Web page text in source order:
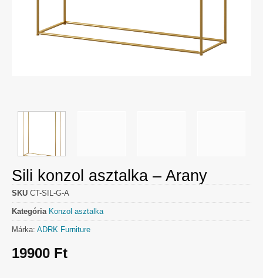
Sili konzol asztalka – Arany
SKU CT-SIL-G-A
Kategória Konzol asztalka
Márka: ADRK Furniture
19900 Ft